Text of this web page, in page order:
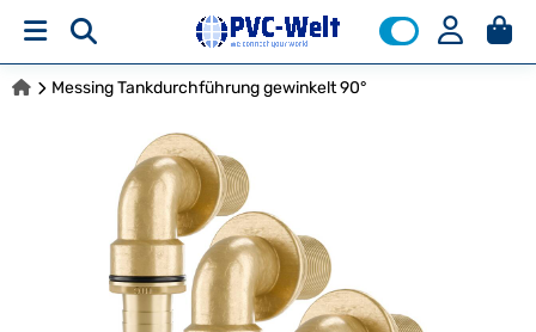
Messing Tankdurchführung gewinkelt 90°